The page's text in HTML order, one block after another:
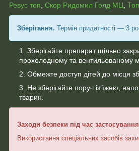
Ревус топ Скор Ридомил Голд МЦ
Зберігання. Термін придатності — 3
Зберігайте препарат щільно
прохолодному та вентильованому
Обмежте доступ дітей до місця
Не зберігайте поруч із їжею,
тварин.
Заходи безпеки під час
Використання спеціальних засобів